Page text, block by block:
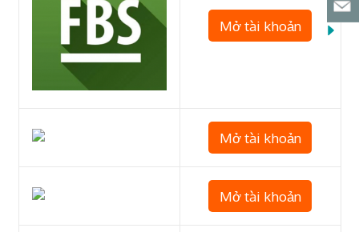
Mở tài khoản
Mở tài khoản
Mở tài khoản